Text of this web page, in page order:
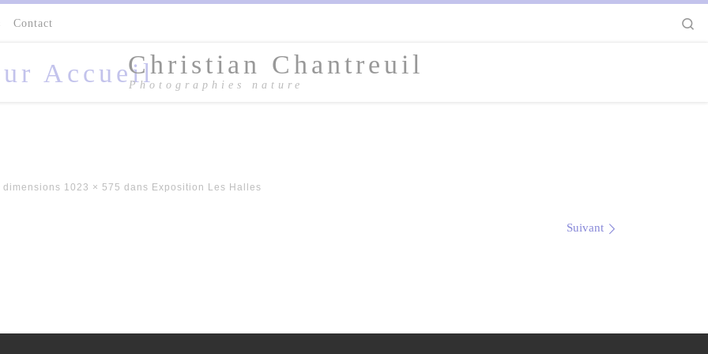
Contact
Christian Chantreuil
Photographies nature
dimensions 1023 × 575 dans Exposition Les Halles
Suivant